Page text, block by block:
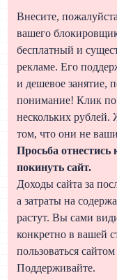
Внесите,
вашего
бесплатный и
рекламе. Его
и дешевое занятие,
понимание! Клик по
нескольких рублей.
том, что они не
Просьба отнестись
покинуть сайт.
Доходы сайта за
а затраты на
растут. Вы сами
конкретно в вашей
пользоваться
Поддерживайте.